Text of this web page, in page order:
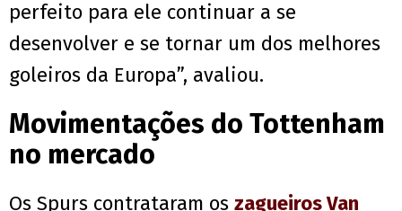
perfeito para ele continuar a se
desenvolver e se tornar um dos melhores
goleiros da Europa”, avaliou.
Movimentações do Tottenham
no mercado
Os Spurs contrataram os zagueiros Van